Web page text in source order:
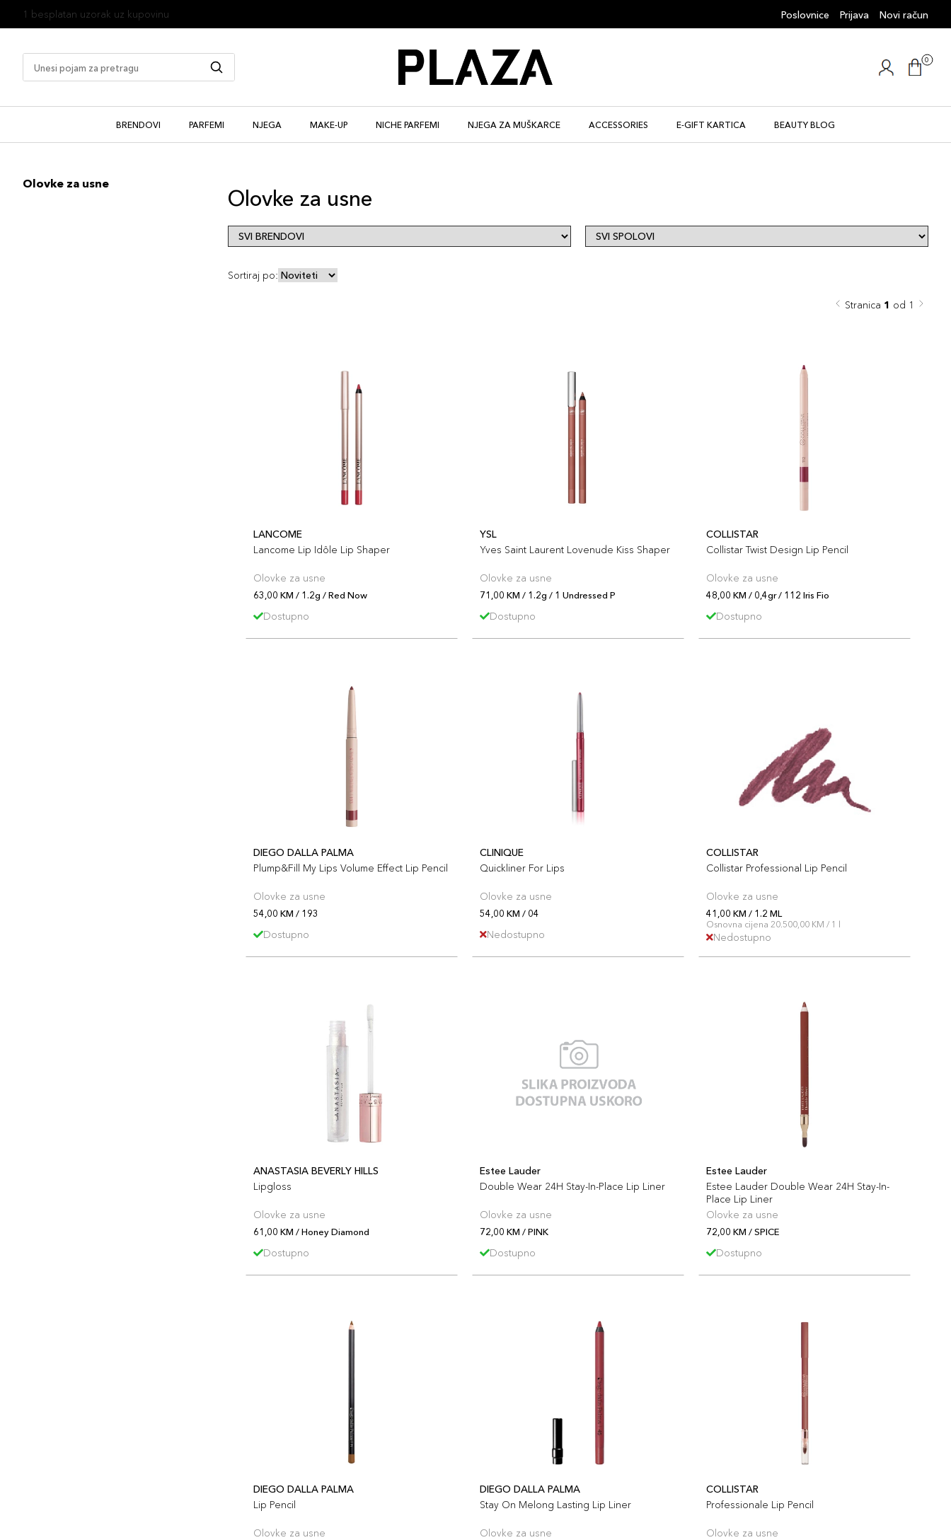
1 besplatan uzorak uz kupovinu Poslovnice Prijava Novi račun
0
BRENDOVI PARFEMI NJEGA MAKE-UP NICHE PARFEMI NJEGA ZA MUŠKARCE ACCESSORIES E-GIFT KARTICA BEAUTY BLOG
Olovke za usne
Olovke za usne
Sortiraj po:
Stranica 1 od 1
LANCOME
Lancome Lip Idôle Lip Shaper
Olovke za usne
63,00 KM / 1.2g / Red Now
Dostupno
YSL
Yves Saint Laurent Lovenude Kiss Shaper
Olovke za usne
71,00 KM / 1.2g / 1 Undressed P
Dostupno
COLLISTAR
Collistar Twist Design Lip Pencil
Olovke za usne
48,00 KM / 0,4gr / 112 Iris Fio
Dostupno
DIEGO DALLA PALMA
Plump&Fill My Lips Volume Effect Lip Pencil
Olovke za usne
54,00 KM / 193
Dostupno
CLINIQUE
Quickliner For Lips
Olovke za usne
54,00 KM / 04
Nedostupno
COLLISTAR
Collistar Professional Lip Pencil
Olovke za usne
41,00 KM / 1.2 ML
Osnovna cijena 20.500,00 KM / 1 l
Nedostupno
ANASTASIA BEVERLY HILLS
Lipgloss
Olovke za usne
61,00 KM / Honey Diamond
Dostupno
Estee Lauder
Double Wear 24H Stay-In-Place Lip Liner
Olovke za usne
72,00 KM / PINK
Dostupno
Estee Lauder
Estee Lauder Double Wear 24H Stay-In-
Place Lip Liner
Olovke za usne
72,00 KM / SPICE
Dostupno
DIEGO DALLA PALMA
Lip Pencil
Olovke za usne
DIEGO DALLA PALMA
Stay On Melong Lasting Lip Liner
Olovke za usne
COLLISTAR
Professionale Lip Pencil
Olovke za usne